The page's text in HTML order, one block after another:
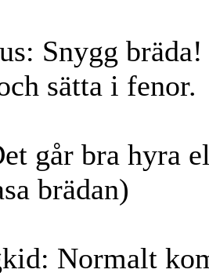
Snygg
sätta i fenor.
går bra hyra
brädan)
Normalt